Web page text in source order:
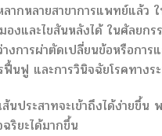
ากหลายสาขาการแพทย์แล้ว
งและไขสันหลังได้ ในศัลยก
งการผ่าตัดเปลี่ยนข้อหรือกา
นฟู และการวินิจฉัยโรคทาง
ระสาทจะเข้าถึงได้ง่ายขึ้น
ริยะได้มากขึ้น